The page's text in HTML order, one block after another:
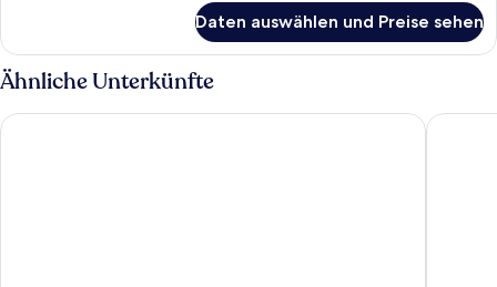
2 Queen-
Betten
Daten auswählen und Preise sehen
Ähnliche Unterkünfte
Best Western Plus Mobile Inn & Suites Hyatt